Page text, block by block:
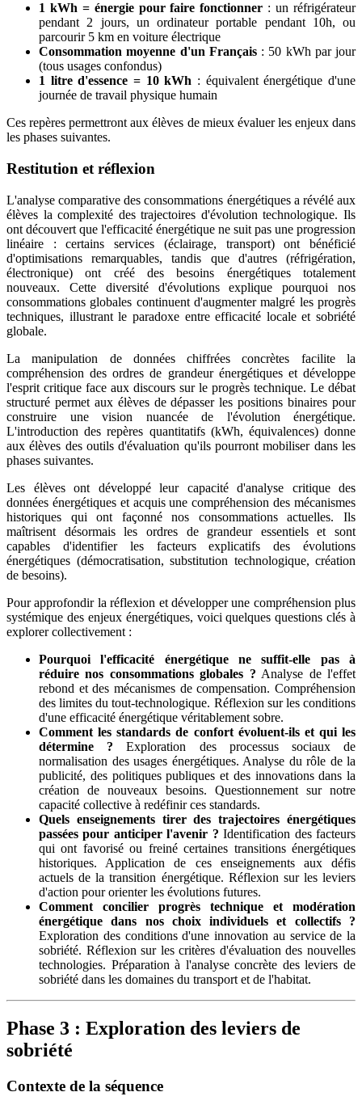
1 kWh = énergie pour faire fonctionner : un réfrigérateur
pendant 2 jours, un ordinateur portable pendant 10h, ou
parcourir 5 km en voiture électrique
Consommation moyenne d'un Français: 50 kWh par jour
(tous usages confondus)
1 litre d'essence = 10 kWh : équivalent énergétique d'une
journée de travail physique humain
Ces repères permettront aux élèves de mieux évaluer les enjeux dans
les phases suivantes.
Restitution et réflexion
L'analyse comparative des consommations énergétiques a révélé aux
élèves la complexité des trajectoires d'évolution technologique. Ils
ont découvert que l'efficacité énergétique ne suit pas une progression
linéaire : certains services (éclairage, transport) ont bénéficié
d'optimisations remarquables, tandis que d'autres (réfrigération,
électronique) ont créé des besoins énergétiques totalement
nouveaux. Cette diversité d'évolutions explique pourquoi nos
consommations globales continuent d'augmenter malgré les progrès
techniques, illustrant le paradoxe entre efficacité locale et sobriété
globale.
La manipulation de données chiffrées concrètes facilite la
compréhension des ordres de grandeur énergétiques et développe
l'esprit critique face aux discours sur le progrès technique. Le débat
structuré permet aux élèves de dépasser les positions binaires pour
construire une vision nuancée de l'évolution énergétique.
L'introduction des repères quantitatifs (kWh, équivalences) donne
aux élèves des outils d'évaluation qu'ils pourront mobiliser dans les
phases suivantes.
Les élèves ont développé leur capacité d'analyse critique des
données énergétiques et acquis une compréhension des mécanismes
historiques qui ont façonné nos consommations actuelles. Ils
maîtrisent désormais les ordres de grandeur essentiels et sont
capables d'identifier les facteurs explicatifs des évolutions
énergétiques (démocratisation, substitution technologique, création
de besoins).
Pour approfondir la réflexion et développer une compréhension plus
systémique des enjeux énergétiques, voici quelques questions clés à
explorer collectivement :
Pourquoi l'efficacité énergétique ne suffit-elle pas à
réduire nos consommations globales ? Analyse de l'effet
rebond et des mécanismes de compensation. Compréhension
des limites du tout-technologique. Réflexion sur les conditions
d'une efficacité énergétique véritablement sobre.
Comment les standards de confort évoluent-ils et qui les
détermine ? Exploration des processus sociaux de
normalisation des usages énergétiques. Analyse du rôle de la
publicité, des politiques publiques et des innovations dans la
création de nouveaux besoins. Questionnement sur notre
capacité collective à redéfinir ces standards.
Quels enseignements tirer des trajectoires énergétiques
passées pour anticiper l'avenir ? Identification des facteurs
qui ont favorisé ou freiné certaines transitions énergétiques
historiques. Application de ces enseignements aux défis
actuels de la transition énergétique. Réflexion sur les leviers
d'action pour orienter les évolutions futures.
Comment concilier progrès technique et modération
énergétique dans nos choix individuels et collectifs ?
Exploration des conditions d'une innovation au service de la
sobriété. Réflexion sur les critères d'évaluation des nouvelles
technologies. Préparation à l'analyse concrète des leviers de
sobriété dans les domaines du transport et de l'habitat.
Phase 3 : Exploration des leviers de
sobriété
Contexte de la séquence